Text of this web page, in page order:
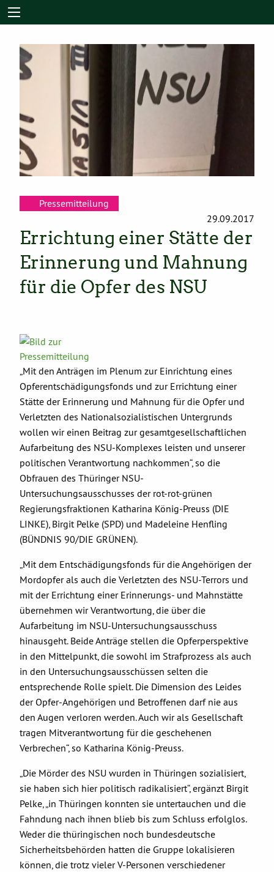
Pressemitteilung
29.09.2017
Errichtung einer Stätte der
Erinnerung und Mahnung
für die Opfer des NSU
„Mit den Anträgen im Plenum zur Einrichtung eines
Opferentschädigungsfonds und zur Errichtung einer
Stätte der Erinnerung und Mahnung für die Opfer und
Verletzten des Nationalsozialistischen Untergrunds
wollen wir einen Beitrag zur gesamtgesellschaftlichen
Aufarbeitung des NSU-Komplexes leisten und unserer
politischen Verantwortung nachkommen“, so die
Obfrauen des Thüringer NSU-
Untersuchungsausschusses der rot-rot-grünen
Regierungsfraktionen Katharina König-Preuss (DIE
LINKE), Birgit Pelke (SPD) und Madeleine Henfling
(BÜNDNIS 90/DIE GRÜNEN).
„Mit dem Entschädigungsfonds für die Angehörigen der
Mordopfer als auch die Verletzten des NSU-Terrors und
mit der Errichtung einer Erinnerungs- und Mahnstätte
übernehmen wir Verantwortung, die über die
Aufarbeitung im NSU-Untersuchungsausschuss
hinausgeht. Beide Anträge stellen die Opferperspektive
in den Mittelpunkt, die sowohl im Strafprozess als auch
in den Untersuchungsausschüssen selten die
entsprechende Rolle spielt. Die Dimension des Leides
der Opfer-Angehörigen und Betroffenen darf nie aus
den Augen verloren werden. Auch wir als Gesellschaft
tragen Mitverantwortung für die geschehenen
Verbrechen“, so Katharina König-Preuss.
„Die Mörder des NSU wurden in Thüringen sozialisiert,
sie haben sich hier politisch radikalisiert“, ergänzt Birgit
Pelke, „in Thüringen konnten sie untertauchen und die
Fahndung nach ihnen blieb bis zum Schluss erfolglos.
Weder die thüringischen noch bundesdeutsche
Sicherheitsbehörden hatten die Gruppe lokalisieren
können, die trotz vieler V-Personen verschiedener